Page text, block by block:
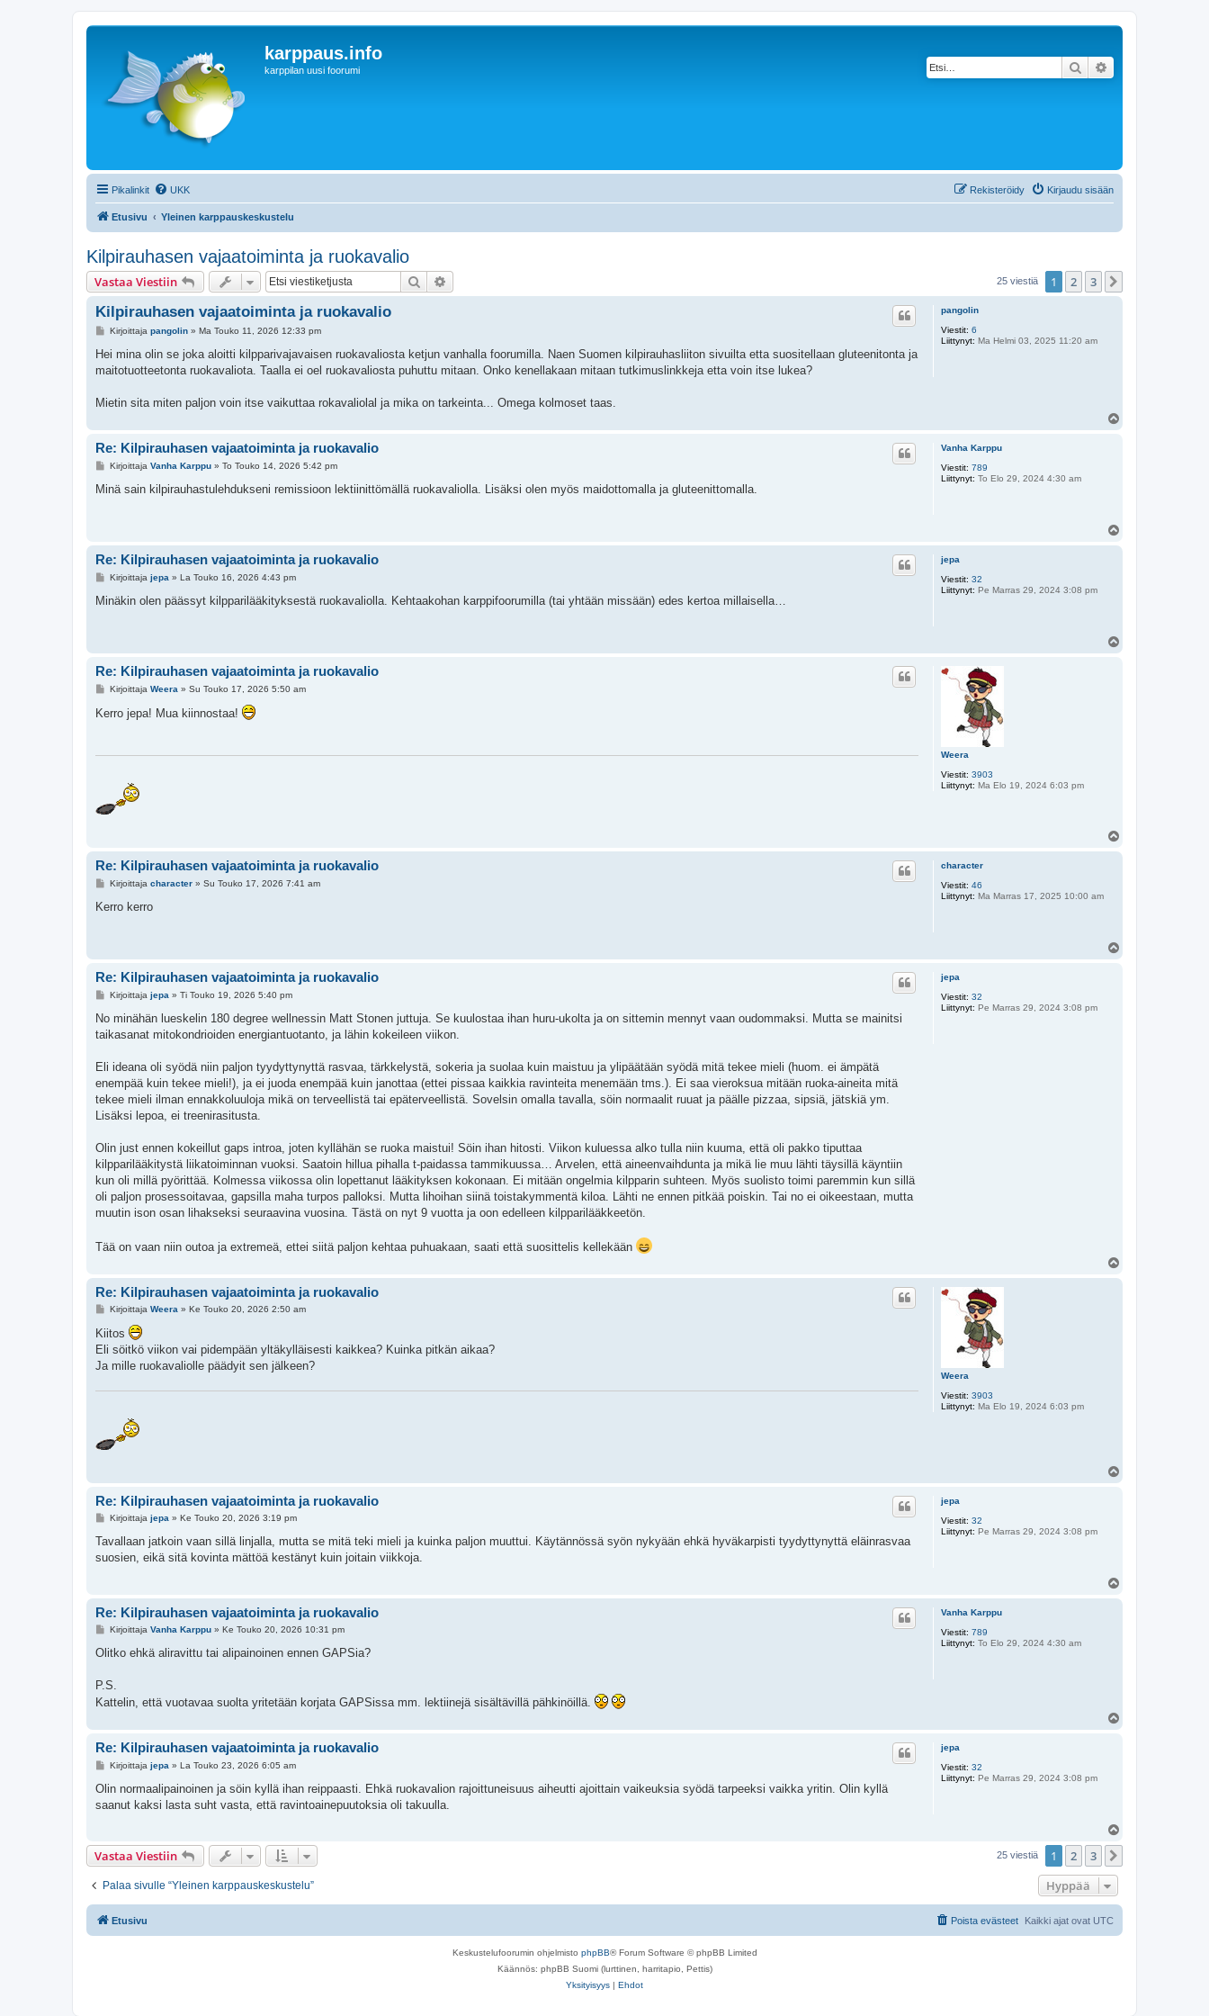
karppaus.info
karppilan uusi foorumi Etsi
Pikalinkit UKK Kirjaudu sisään
Rekisteröidy
Etusivu Yleinen karppauskeskustelu
Kilpirauhasen vajaatoiminta ja ruokavalio
Vastaa Viestiin Etsi 25 viestiä 1 2 3
pangolin
Viestit: 6
Liittynyt: Ma Helmi 03, 2025 11:20 am
Kilpirauhasen vajaatoiminta ja ruokavalio
V
e
t
Kirjoittaja pangolin» Ma Touko 11, 2026 12:33 pm
Hei mina olin se joka aloitti kilpparivajavaisen ruokavaliosta ketjun vanhalla foorumilla. Naen Suomen kilpirauhasliiton sivuilta etta suositellaan gluteenitonta ja
maitotuotteetonta ruokavaliota. Taalla ei oel ruokavaliosta puhuttu mitaan. Onko kenellakaan mitaan tutkimuslinkkeja etta voin itse lukea?
Mietin sita miten paljon voin itse vaikuttaa rokavaliolal ja mika on tarkeinta... Omega kolmoset taas.
Vanha Karppu
Viestit: 789
Liittynyt: To Elo 29, 2024 4:30 am
Re: Kilpirauhasen vajaatoiminta ja ruokavalio
V
e
Kirjoittaja Vanha Karppu» To Touko 14, 2026 5:42 pm
Minä sain kilpirauhastulehdukseni remissioon lektiinittömällä ruokavaliolla. Lisäksi olen myös maidottomalla ja gluteenittomalla.
jepa
Viestit: 32
Liittynyt: Pe Marras 29, 2024 3:08 pm
Re: Kilpirauhasen vajaatoiminta ja ruokavalio
V
e
Kirjoittaja jepa » La Touko 16, 2026 4:43 pm
Minäkin olen päässyt kilpparilääkityksestä ruokavaliolla. Kehtaakohan karppifoorumilla (tai yhtään missään) edes kertoa millaisella…
Weera
Viestit: 3903
Liittynyt: Ma Elo 19, 2024 6:03 pm
Re: Kilpirauhasen vajaatoiminta ja ruokavalio
V
e
s
Kirjoittaja Weera » Su Touko 17, 2026 5:50 am
Kerro jepa! Mua kiinnostaa!
character
Viestit: 46
Liittynyt: Ma Marras 17, 2025 10:00 am
Re: Kilpirauhasen vajaatoiminta ja ruokavalio
V
e
Kirjoittaja character» Su Touko 17, 2026 7:41 am
Kerro kerro
jepa
Viestit: 32
Liittynyt: Pe Marras 29, 2024 3:08 pm
Re: Kilpirauhasen vajaatoiminta ja ruokavalio
V
e
t
Kirjoittaja jepa » Ti Touko 19, 2026 5:40 pm
No minähän lueskelin 180 degree wellnessin Matt Stonen juttuja. Se kuulostaa ihan huru-ukolta ja on sittemin mennyt vaan oudommaksi. Mutta se mainitsi
taikasanat mitokondrioiden energiantuotanto, ja lähin kokeileen viikon.
Eli ideana oli syödä niin paljon tyydyttynyttä rasvaa, tärkkelystä, sokeria ja suolaa kuin maistuu ja ylipäätään syödä mitä tekee mieli (huom. ei ämpätä
enempää kuin tekee mieli!), ja ei juoda enempää kuin janottaa (ettei pissaa kaikkia ravinteita menemään tms.). Ei saa vieroksua mitään ruoka-aineita mitä
tekee mieli ilman ennakkoluuloja mikä on terveellistä tai epäterveellistä. Sovelsin omalla tavalla, söin normaalit ruuat ja päälle pizzaa, sipsiä, jätskiä ym.
Lisäksi lepoa, ei treenirasitusta.
Olin just ennen kokeillut gaps introa, joten kyllähän se ruoka maistui! Söin ihan hitosti. Viikon kuluessa alko tulla niin kuuma, että oli pakko tiputtaa
kilpparilääkitystä liikatoiminnan vuoksi. Saatoin hillua pihalla t-paidassa tammikuussa… Arvelen, että aineenvaihdunta ja mikä lie muu lähti täysillä käyntiin
kun oli millä pyörittää. Kolmessa viikossa olin lopettanut lääkityksen kokonaan. Ei mitään ongelmia kilpparin suhteen. Myös suolisto toimi paremmin kun sillä
oli paljon prosessoitavaa, gapsilla maha turpos palloksi. Mutta lihoihan siinä toistakymmentä kiloa. Lähti ne ennen pitkää poiskin. Tai no ei oikeestaan, mutta
muutin ison osan lihakseksi seuraavina vuosina. Tästä on nyt 9 vuotta ja oon edelleen kilpparilääkkeetön.
Tää on vaan niin outoa ja extremeä, ettei siitä paljon kehtaa puhuakaan, saati että suosittelis kellekään
Weera
Viestit: 3903
Liittynyt: Ma Elo 19, 2024 6:03 pm
Re: Kilpirauhasen vajaatoiminta ja ruokavalio
V
e
s
t
i
Kirjoittaja Weera» Ke Touko 20, 2026 2:50 am
Kiitos
Eli söitkö viikon vai pidempään yltäkylläisesti kaikkea? Kuinka pitkän aikaa?
Ja mille ruokavaliolle päädyit sen jälkeen?
jepa
Viestit: 32
Liittynyt: Pe Marras 29, 2024 3:08 pm
Re: Kilpirauhasen vajaatoiminta ja ruokavalio
V
e
t
Kirjoittaja jepa» Ke Touko 20, 2026 3:19 pm
Tavallaan jatkoin vaan sillä linjalla, mutta se mitä teki mieli ja kuinka paljon muuttui. Käytännössä syön nykyään ehkä hyväkarpisti tyydyttynyttä eläinrasvaa
suosien, eikä sitä kovinta mättöä kestänyt kuin joitain viikkoja.
Vanha Karppu
Viestit: 789
Liittynyt: To Elo 29, 2024 4:30 am
Re: Kilpirauhasen vajaatoiminta ja ruokavalio
V
e
i
Kirjoittaja Vanha Karppu» Ke Touko 20, 2026 10:31 pm
Olitko ehkä aliravittu tai alipainoinen ennen GAPSia?
P.S.
Kattelin, että vuotavaa suolta yritetään korjata GAPSissa mm. lektiinejä sisältävillä pähkinöillä.
jepa
Viestit: 32
Liittynyt: Pe Marras 29, 2024 3:08 pm
Re: Kilpirauhasen vajaatoiminta ja ruokavalio
V
e
t
Kirjoittaja jepa » La Touko 23, 2026 6:05 am
Olin normaalipainoinen ja söin kyllä ihan reippaasti. Ehkä ruokavalion rajoittuneisuus aiheutti ajoittain vaikeuksia syödä tarpeeksi vaikka yritin. Olin kyllä
saanut kaksi lasta suht vasta, että ravintoainepuutoksia oli takuulla.
s
Vastaa Viestiin 25 viestiä 1 2 3
Palaa sivulle “Yleinen karppauskeskustelu” Hyppää
Etusivu Kaikki ajat ovat UTC
Poista evästeet
Keskustelufoorumin ohjelmisto phpBB® Forum Software © phpBB Limited
Käännös: phpBB Suomi (lurttinen, harritapio, Pettis)
Yksityisyys
Ehdot